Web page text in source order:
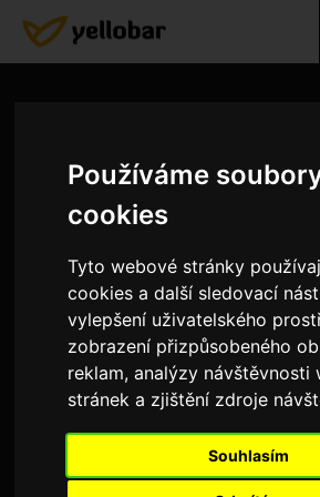
Používáme
cookies
Tyto webové stránky
cookies a další sledovací
vylepšení uživatelského
zobrazení přizpůsobeného
reklam, analýzy návštěvnosti
stránek a zjištění zdroje
Souhlasím
Chalaza
Jsem moderní emancipovaný
pohybových nejvíce turistika,